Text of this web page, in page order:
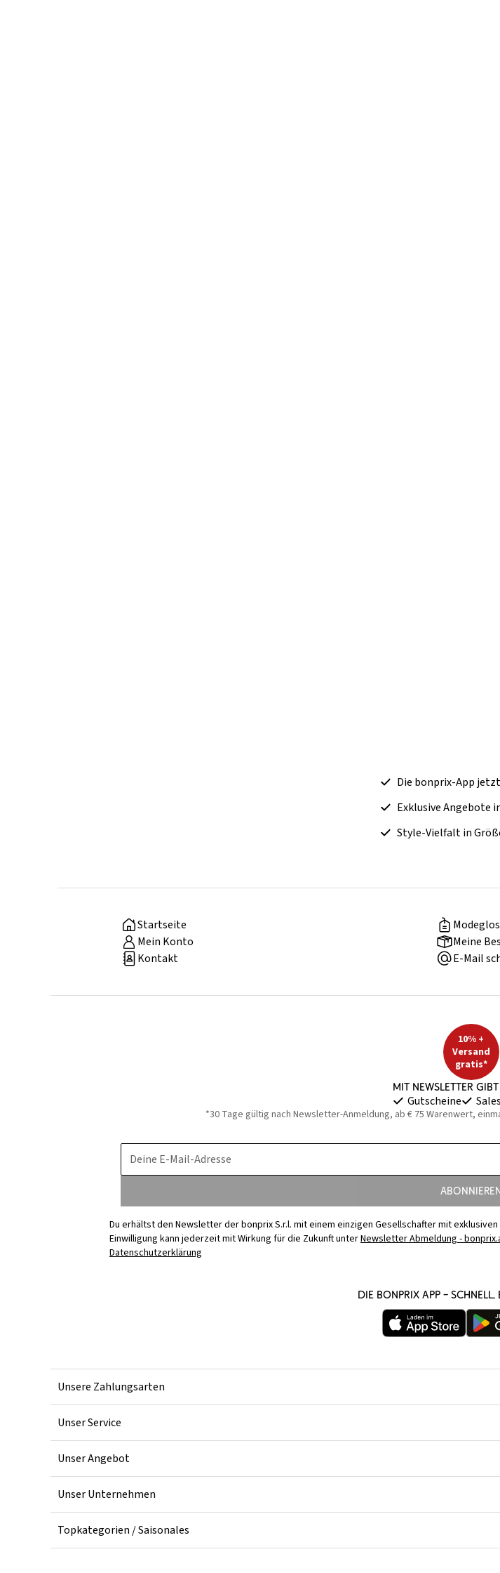
Die bonprix-App
Exklusive Angebote
Style-Vielfalt in
Startseite
Mein Konto
Meine
Kontakt
E-Mail
10% +
Versand
gratis*
Mit Newsletter gibt
Gutscheine Sales
*30 Tage gültig nach Newsletter-Anmeldung, ab € 75 Warenwert,
Deine E-Mail-Adresse
Du erhältst den Newsletter der bonprix S.r.l. mit einem einzigen Gesellschafter mit
Einwilligung kann jederzeit mit Wirkung für die Zukunft unterNewsletter Abmeldung -
Datenschutzerklärung
Die bonprix App –
Unsere Zahlungsarten
Unser Service
Unser Angebot
Unser Unternehmen
Topkategorien / Saisonales